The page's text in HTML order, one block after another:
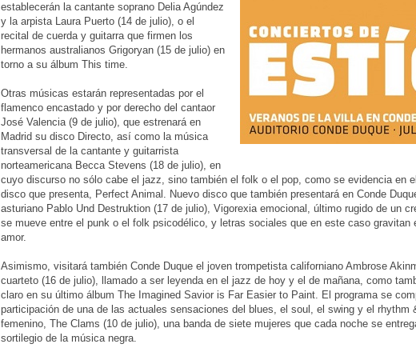
establecerán la cantante soprano Delia Agúndez
y la arpista Laura Puerto (14 de julio), o el
recital de cuerda y guitarra que firmen los
hermanos australianos Grigoryan (15 de julio) en
torno a su álbum This time.
Otras músicas estarán representadas por el
flamenco encastado y por derecho del cantaor
José Valencia (9 de julio), que estrenará en
Madrid su disco Directo, así como la música
transversal de la cantante y guitarrista
norteamericana Becca Stevens (18 de julio), en
cuyo discurso no sólo cabe el jazz, sino también el folk o el pop, como se evidencia en
disco que presenta, Perfect Animal. Nuevo disco que también presentará en Conde
asturiano Pablo Und Destruktion (17 de julio), Vigorexia emocional, último rugido de un
se mueve entre el punk o el folk psicodélico, y letras sociales que en este caso gravitan
amor.
Asimismo, visitará también Conde Duque el joven trompetista californiano Ambrose
cuarteto (16 de julio), llamado a ser leyenda en el jazz de hoy y el de mañana, como
claro en su último álbum The Imagined Savior is Far Easier to Paint. El programa se
participación de una de las actuales sensaciones del blues, el soul, el swing y el rhythm
femenino, The Clams (10 de julio), una banda de siete mujeres que cada noche se
sortilegio de la música negra.